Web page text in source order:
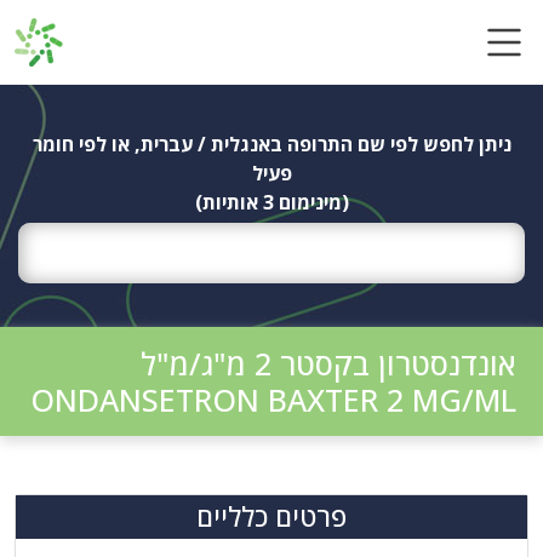
ניתן לחפש לפי שם התרופה באנגלית / עברית, או לפי חומר
פעיל
(מינימום 3 אותיות)
אונדנסטרון בקסטר 2 מ"ג/מ"ל
ONDANSETRON BAXTER 2 MG/ML
פרטים כלליים